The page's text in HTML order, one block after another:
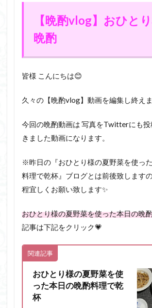
【晩酌vlog】おひと
晩酌
皆様 こんにちは😊
久々の【晩酌vlog】動画を編集し終えま
今回の晩酌動画は 写真をTwitterにも投
きました動画になります。
※昨日の『おひとり様の夏野菜を使っ
料理で乾杯』ブログとは前後致します
程宜しくお願い致します✨
おひとり様の夏野菜を使った本日の晩
記事は下記をクリック💗
関連記事
おひとり様の夏野菜を使
った本日の晩酌料理で乾
杯